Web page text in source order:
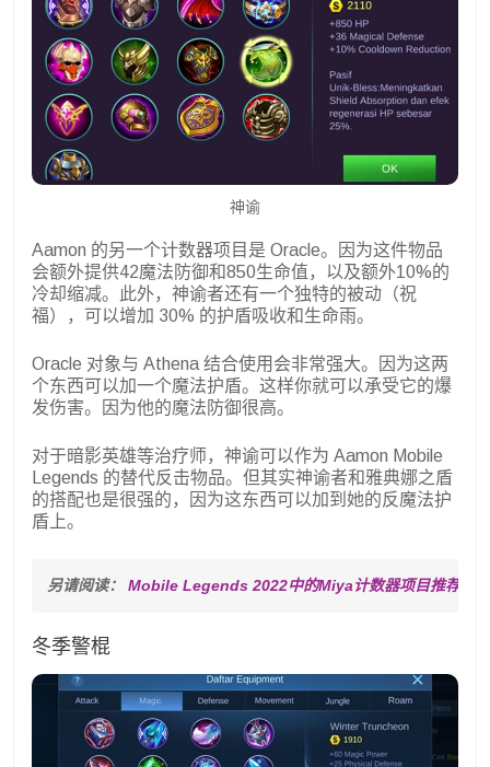
神谕
Aamon 的另一个计数器项目是 Oracle。因为这件物品
会额外提供42魔法防御和850生命值，以及额外10%的
冷却缩减。此外，神谕者还有一个独特的被动（祝
福），可以增加 30% 的护盾吸收和生命雨。
Oracle 对象与 Athena 结合使用会非常强大。因为这两
个东西可以加一个魔法护盾。这样你就可以承受它的爆
发伤害。因为他的魔法防御很高。
对于暗影英雄等治疗师，神谕可以作为 Aamon Mobile
Legends 的替代反击物品。但其实神谕者和雅典娜之盾
的搭配也是很强的，因为这东西可以加到她的反魔法护
盾上。
另请阅读： Mobile Legends 2022中的Miya计数器项目推荐
冬季警棍